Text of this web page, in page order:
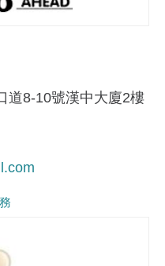
道8-10號漢中大廈2樓